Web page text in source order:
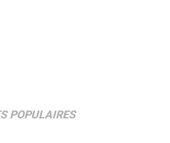
POPULAIRES